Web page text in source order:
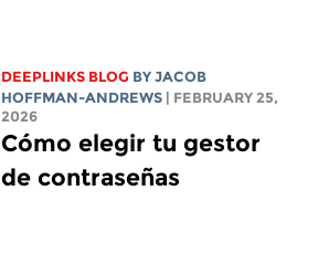
DEEPLINKS BLOG BYJACOB
HOFFMAN-ANDREWS
| FEBRUARY 25,
2026
Cómo elegir tu gestor
de contraseñas